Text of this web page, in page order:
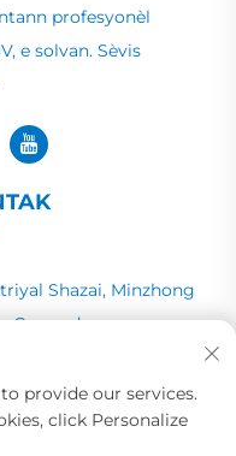
profesyonèl
e solvan. Sèvis
Shazai, Minzhong
Guangdong
provide our services.
click Personalize